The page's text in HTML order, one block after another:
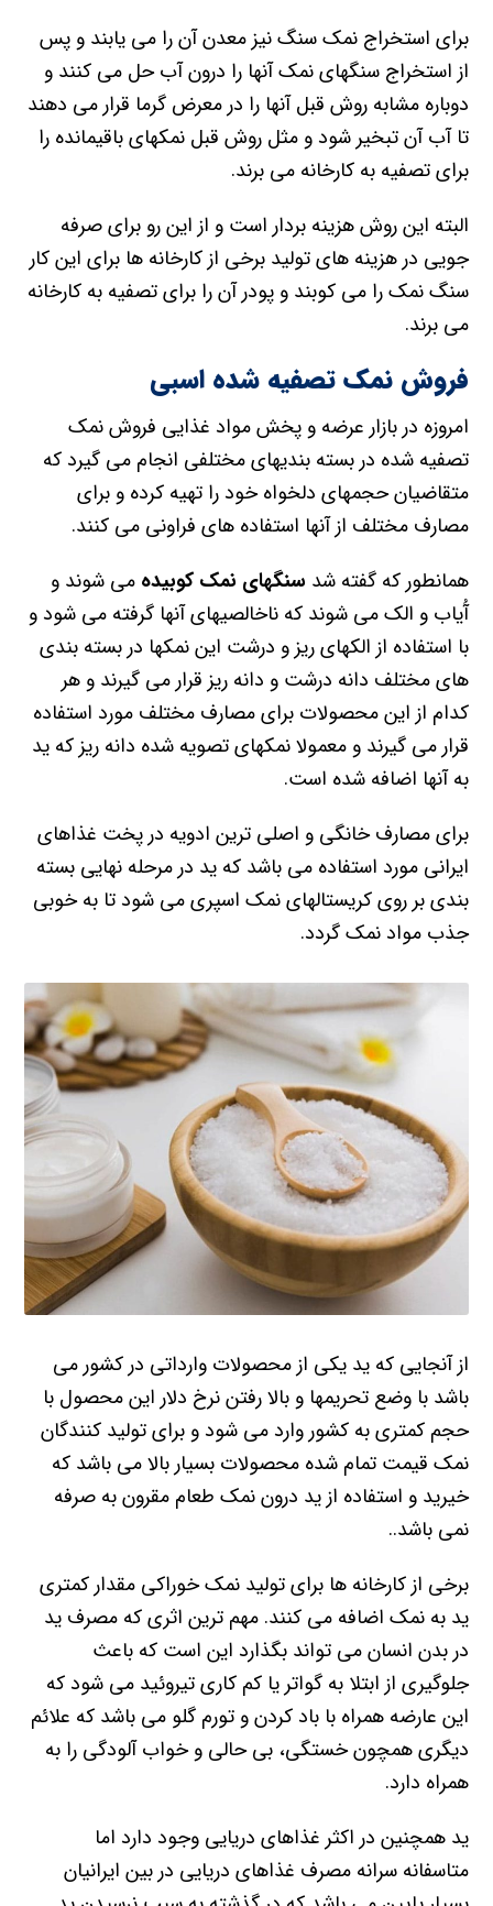
برای استخراج نمک سنگ نیز معدن آن را می یابند و پس
از استخراج سنگهای نمک آنها را درون آب حل می کنند و
دوباره مشابه روش قبل آنها را در معرض گرما قرار می دهند
تا آب آن تبخیر شود و مثل روش قبل نمکهای باقیمانده را
برای تصفیه به کارخانه می برند.
البته این روش هزینه بردار است و از این رو برای صرفه
جویی در هزینه های تولید برخی از کارخانه ها برای این کار
سنگ نمک را می کوبند و پودر آن را برای تصفیه به کارخانه
می برند.
فروش نمک تصفیه شده اسبی
امروزه در بازار عرضه و پخش مواد غذایی فروش نمک
تصفیه شده در بسته بندیهای مختلفی انجام می گیرد که
متقاضیان حجمهای دلخواه خود را تهیه کرده و برای
مصارف مختلف از آنها استفاده های فراونی می کنند.
همانطور که گفته شد سنگهای نمک کوبیده می شوند و
آُیاب و الک می شوند که ناخالصیهای آنها گرفته می شود و
با استفاده از الکهای ریز و درشت این نمکها در بسته بندی
های مختلف دانه درشت و دانه ریز قرار می گیرند و هر
کدام از این محصولات برای مصارف مختلف مورد استفاده
قرار می گیرند و معمولا نمکهای تصویه شده دانه ریز که ید
به آنها اضافه شده است.
برای مصارف خانگی و اصلی ترین ادویه در پخت غذاهای
ایرانی مورد استفاده می باشد که ید در مرحله نهایی بسته
بندی بر روی کریستالهای نمک اسپری می شود تا به خوبی
جذب مواد نمک گردد.
از آنجایی که ید یکی از محصولات وارداتی در کشور می
باشد با وضع تحریمها و بالا رفتن نرخ دلار این محصول با
حجم کمتری به کشور وارد می شود و برای تولید کنندگان
نمک قیمت تمام شده محصولات بسیار بالا می باشد که
خیرید و استفاده از ید درون نمک طعام مقرون به صرفه
نمی باشد..
برخی از کارخانه ها برای تولید نمک خوراکی مقدار کمتری
ید به نمک اضافه می کنند. مهم ترین اثری که مصرف ید
در بدن انسان می تواند بگذارد این است که باعث
جلوگیری از ابتلا به گواتر یا کم کاری تیروئید می شود که
این عارضه همراه با باد کردن و تورم گلو می باشد که علائم
دیگری همچون خستگی، بی حالی و خواب آلودگی را به
همراه دارد.
ید همچنین در اکثر غذاهای دریایی وجود دارد اما
متاسفانه سرانه مصرف غذاهای دریایی در بین ایرانیان